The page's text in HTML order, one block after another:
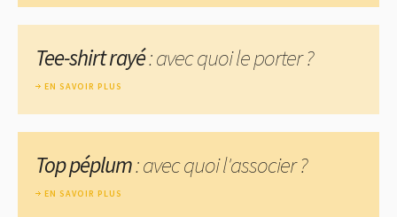
Tee-shirt rayé: avec quoi le porter ?
EN SAVOIR PLUS
Top péplum: avec quoi l'associer ?
EN SAVOIR PLUS